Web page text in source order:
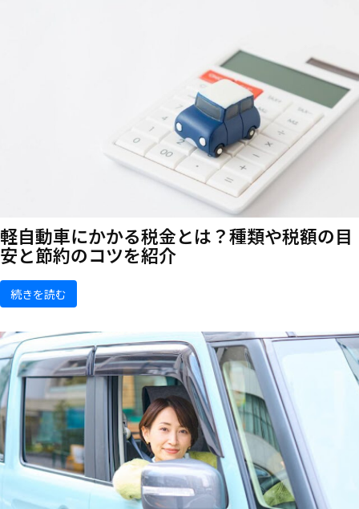
軽自動車にかかる税金とは？種類や税額の目
安と節約のコツを紹介
続きを読む